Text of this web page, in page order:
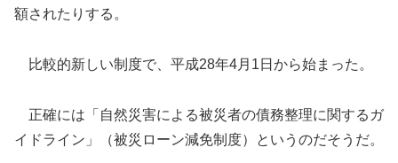
額されたりする。
比較的新しい制度で、平成28年4月1日から始まった。
正確には「自然災害による被災者の債務整理に関するガ
イドライン」（被災ローン減免制度）というのだそうだ。